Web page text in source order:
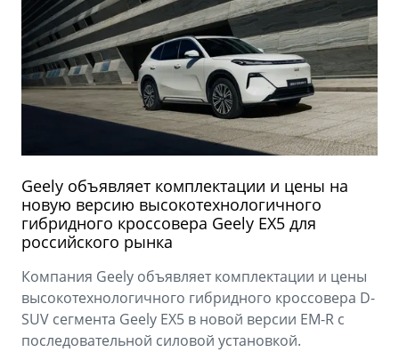
Geely объявляет комплектации и цены на
новую версию высокотехнологичного
гибридного кроссовера Geely EX5 для
российского рынка
Компания Geely объявляет комплектации и цены
высокотехнологичного гибридного кроссовера D-
SUV сегмента Geely EX5 в новой версии EM-R с
последовательной силовой установкой.